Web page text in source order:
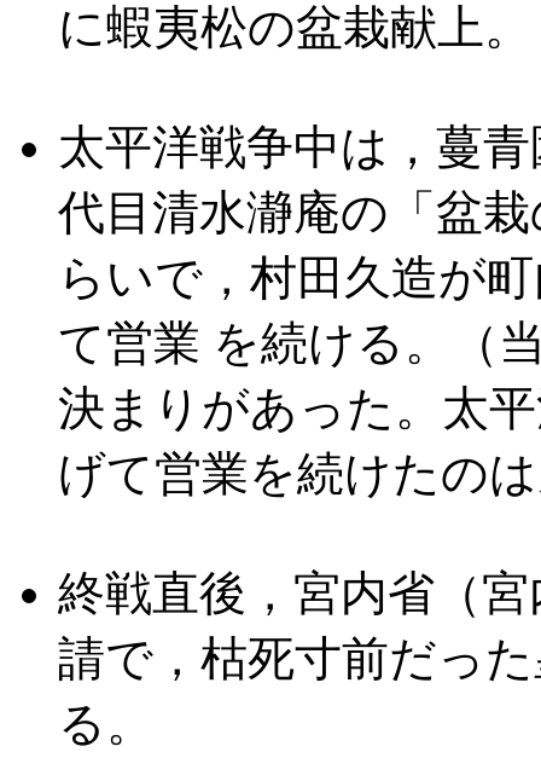
に蝦夷松の盆栽献上。
太平洋戦争中は，蔓
代目清水瀞庵の「盆
らいで，村田久造が
て営業 を続ける。（
決まりがあった。太
げて営業を続けたの
終戦直後，宮内省（
請で，枯死寸前だっ
る。